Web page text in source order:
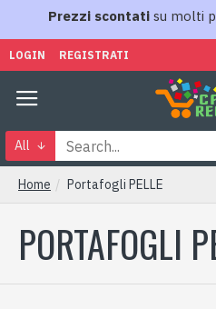
Prezzi scontati su molti
LOGIN REGISTRATI
All
Home Portafogli PELLE
PORTAFOGLI